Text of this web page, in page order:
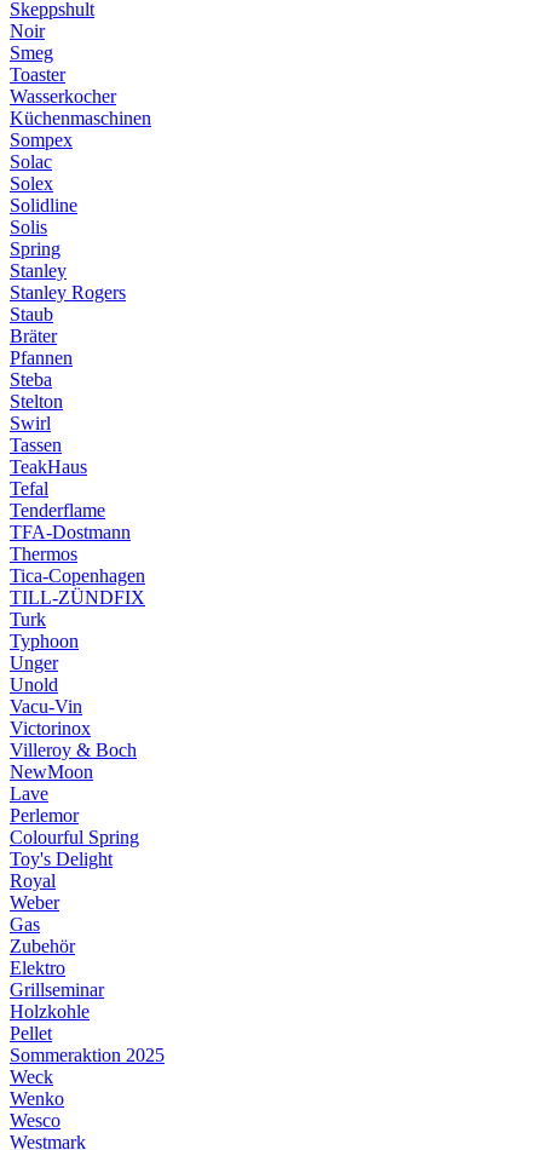
Skeppshult
Noir
Smeg
Toaster
Wasserkocher
Küchenmaschinen
Sompex
Solac
Solex
Solidline
Solis
Spring
Stanley
Stanley Rogers
Staub
Bräter
Pfannen
Steba
Stelton
Swirl
Tassen
TeakHaus
Tefal
Tenderflame
TFA-Dostmann
Thermos
Tica-Copenhagen
TILL-ZÜNDFIX
Turk
Typhoon
Unger
Unold
Vacu-Vin
Victorinox
Villeroy & Boch
NewMoon
Lave
Perlemor
Colourful Spring
Toy's Delight
Royal
Weber
Gas
Zubehör
Elektro
Grillseminar
Holzkohle
Pellet
Sommeraktion 2025
Weck
Wenko
Wesco
Westmark